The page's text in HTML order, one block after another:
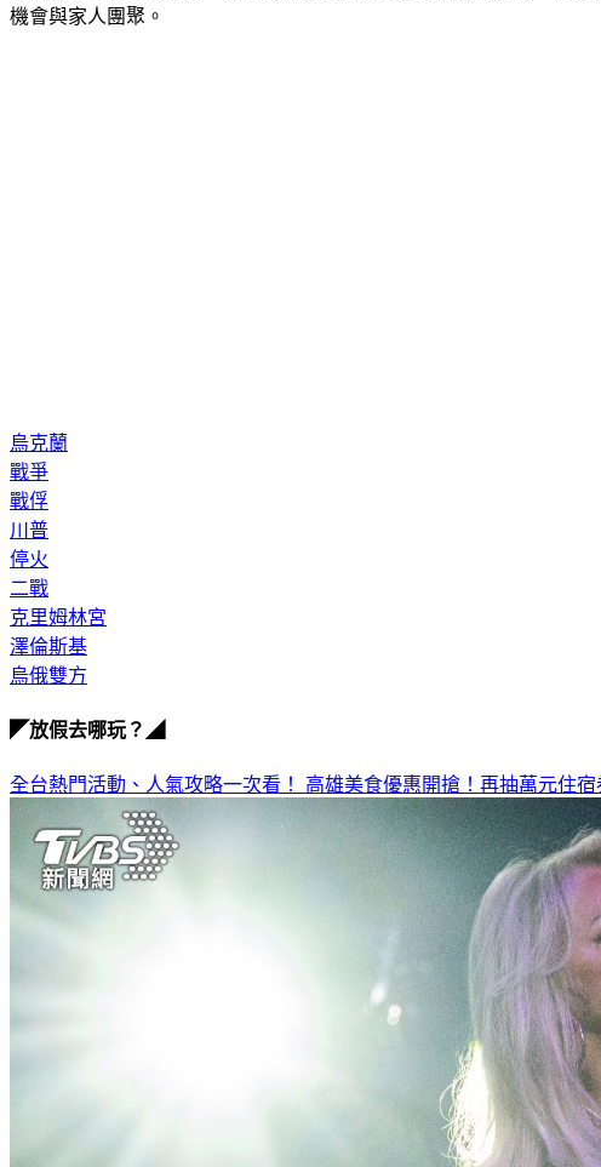
機會與家人團聚。
烏克蘭
戰爭
戰俘
川普
停火
二戰
克里姆林宮
澤倫斯基
烏俄雙方
◤放假去哪玩？◢
全台熱門活動、人氣攻略一次看！ 高雄美食優惠開搶！再抽萬元住宿